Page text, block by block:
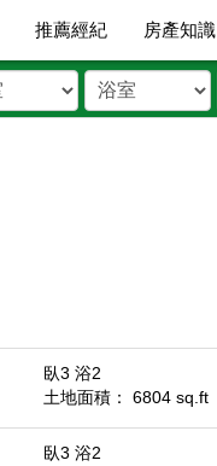
推薦經紀 房產知識
臥3 浴2
土地面積： 6804 sq.ft
臥3 浴2